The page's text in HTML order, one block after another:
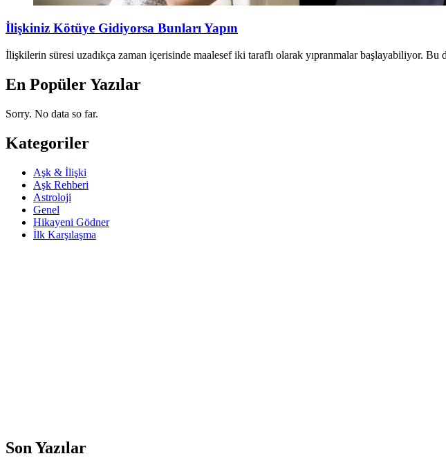
İlişkiniz Kötüye Gidiyorsa Bunları Yapın
İlişkilerin süresi uzadıkça zaman içerisinde maalesef iki taraflı olarak yıpranmalar başlayabiliyor. Bu
En Popüler Yazılar
Sorry. No data so far.
Kategoriler
Aşk & İlişki
Aşk Rehberi
Astroloji
Genel
Hikayeni Gödner
İlk Karşılaşma
Son Yazılar